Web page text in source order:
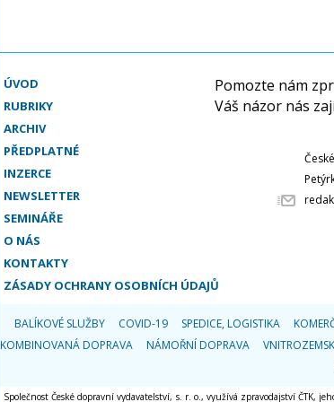
ÚVOD
RUBRIKY
ARCHIV
PŘEDPLATNÉ
INZERCE
NEWSLETTER
SEMINÁŘE
O NÁS
KONTAKTY
ZÁSADY OCHRANY OSOBNÍCH ÚDAJŮ
Pomozte nám
Váš názor nás
BALÍKOVÉ SLUŽBY COVID-19 SPEDICE, LOGISTIKA
KOMBINOVANÁ DOPRAVA
NÁMOŘNÍ DOPRAVA
Společnost České dopravní vydavatelství, s. r. o., využívá zpravodajství